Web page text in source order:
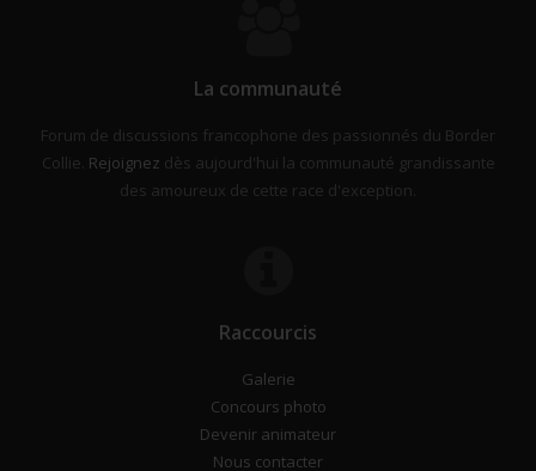
La communauté
Forum de discussions francophone des passionnés du Border
Collie. Rejoignez dès aujourd'hui la communauté grandissante
des amoureux de cette race d'exception.
Raccourcis
Galerie
Concours photo
Devenir animateur
Nous contacter